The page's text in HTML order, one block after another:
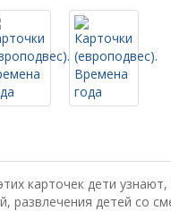
карточек дети
развлечения детей со